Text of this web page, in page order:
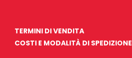
TERMINI DI VENDITA
COSTI E MODALITÀ DI SPEDIZIONE